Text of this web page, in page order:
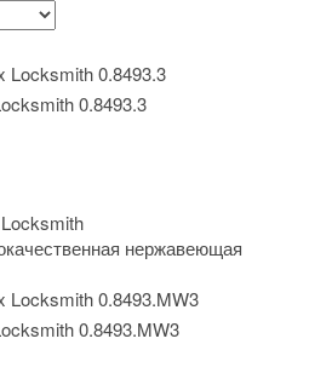
0.8493.3
нержавеющая
0.8493.MW3